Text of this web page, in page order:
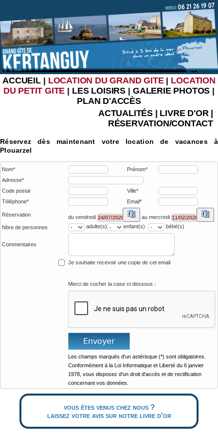
ACCUEIL| LOCATION DU GRAND GITE| LOCATION
DU PETIT GITE | LES LOISIRS | GALERIE PHOTOS |
PLAN D'ACCÈS
ACTUALITÉS| LIVRE D'OR|
RÉSERVATION/CONTACT
Réservez dès maintenant votre location de vacances à
Plouarzel
Nom*
Prénom*
Adresse*
Code postal
Ville*
Téléphone*
Email*
Réservation du vendredi
au mercredi
Nbre de personnes
adulte(s) enfant(s) bébé(s)
Commentaires
Je souhaite recevoir une copie de cet email
Merci de cocher la case ci-dessous :
Les champs marqués d'un astérisque (*) sont obligatoires.
Conformément à la Loi Informatique et Liberté du 6 janvier
1978, vous disposez d'un droit d'accès et de rectification
concernant vos données.
vous êtes venus chez nous ?
laissez votre avis sur notre livre d'or